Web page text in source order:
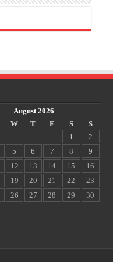
August 2026
W T F S
S
1
2
5 6 7 8
9
12 13 14 15
16
19 20 21 22
23
26 27 28 29
30